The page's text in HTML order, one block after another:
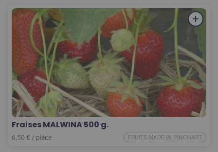
Fraises MALWINA 500 g.
6,50 € / pièce FRUITS MADE IN PINCHART